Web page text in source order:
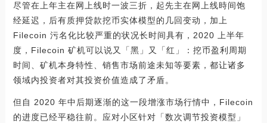
尽管在上年主在网上线时一波三折，起先主在网上线時间饱
经延迟，后有质押贷款挖币实体模型的几回变动，加上
Filecoin 污名化比较严重的状况长时间具有，2020 上半年
度，Filecoin 矿机可以说又「黑」又「红」：挖币盈利周期
时间、矿机本身特性、销售市场前途未知等要素，都让诸多
领域内投资者对其投资价值造成了矛盾。
但自 2020 年中后期逐渐的这一段增涨市场行情中，Filecoin
的进度已经平稳往前。应对小区针对「数次调节投资模型」